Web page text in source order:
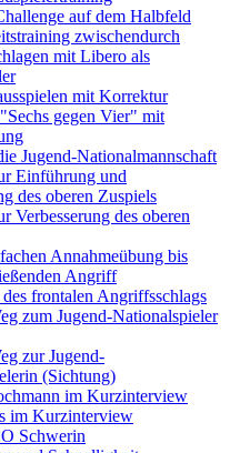
auf dem Halbfeld
zwischendurch
mit Libero als
mit Korrektur
gegen Vier" mit
Jugend-Nationalmannschaft
Einführung und
des oberen Zuspiels
Verbesserung des oberen
Annahmeübung bis
Angriff
frontalen Angriffsschlags
zum Jugend-Nationalspieler
zur Jugend-
(Sichtung)
im Kurzinterview
im Kurzinterview
Schwerin